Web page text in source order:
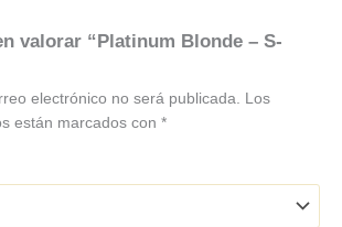
valorar “Platinum Blonde – S-
electrónico no será publicada. Los
están marcados con *